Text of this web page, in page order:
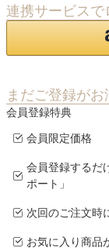
連携サービス
まだご登録が
会員登録特典
会員限定価格
会員登録するだ
ポート」
次回のご注文時
お気に入り商品